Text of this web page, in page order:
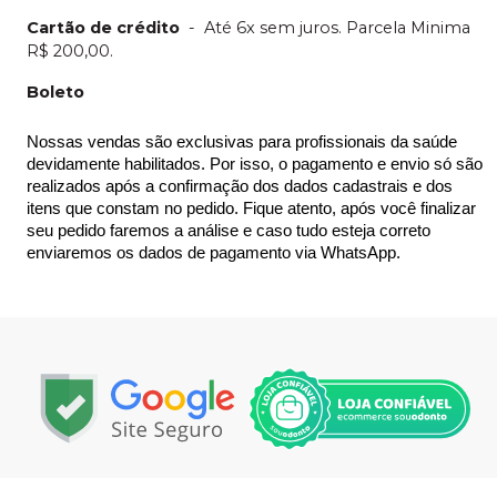
Cartão de crédito - Até 6x sem juros. Parcela Minima
R$ 200,00.
Boleto
Nossas vendas são exclusivas para profissionais da saúde
devidamente habilitados. Por isso, o pagamento e envio só são
realizados após a confirmação dos dados cadastrais e dos
itens que constam no pedido. Fique atento, após você finalizar
seu pedido faremos a análise e caso tudo esteja correto
enviaremos os dados de pagamento via WhatsApp.